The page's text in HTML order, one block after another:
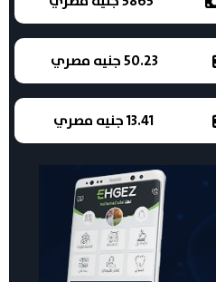
50.23 جنيه مصري
13.41 جنيه مصري